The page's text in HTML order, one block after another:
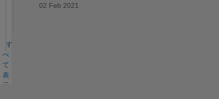
02 Feb 2021
す
べ
て
表
示